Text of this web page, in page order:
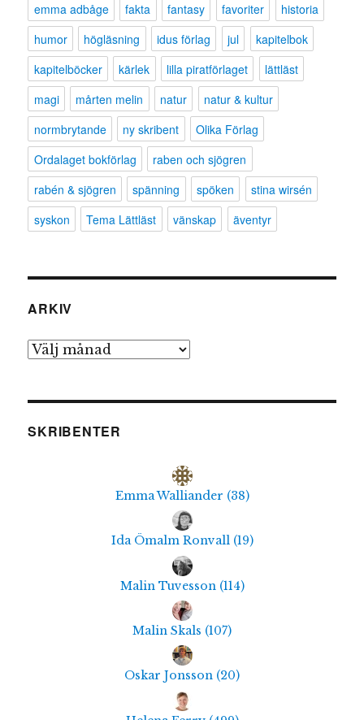
emma adbåge
fakta fantasy favoriter
historia
humor
högläsning idus förlag jul
kapitelbok
kapitelböcker
kärlek lilla piratförlaget
lättläst
magi
mårten melin natur
natur & kultur
normbrytande
ny skribent
Olika Förlag
Ordalaget bokförlag
raben och sjögren
rabén & sjögren
spänning spöken
stina wirsén
syskon
Tema Lättläst vänskap äventyr
ARKIV
Arkiv
SKRIBENTER
Emma Walliander (38)
Ida Ömalm Ronvall (19)
Malin Tuvesson (114)
Malin Skals (107)
Oskar Jonsson (20)